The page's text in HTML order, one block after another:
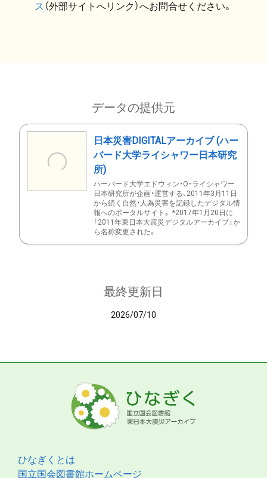
ス （外部サイトへリンク）へお問合せください。
データの提供元
日本災害DIGITALアーカイブ (ハー
バード大学ライシャワー日本研究
所)
ハーバード大学エドウィン・O・ライシャワー
日本研究所が企画・運営する、2011年3月11日
から続く自然・人為災害を記録したデジタル情
報へのポータルサイト。 *2017年1月20日に
「2011年東日本大震災デジタルアーカイブ」か
ら名称変更された。
最終更新日
2026/07/10
ひなぎくとは
国立国会図書館ホームページ